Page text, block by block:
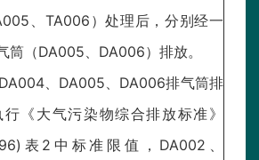
、TA006）处理后，分别经一
筒（DA005、DA006）排放。
、DA005、DA006排气筒排
《大气污染物综合排放标准》
表2中标准限值，DA002、